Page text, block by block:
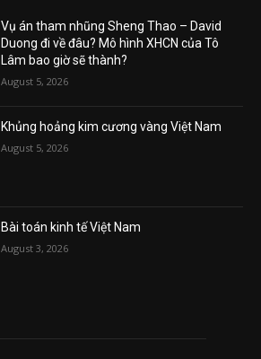
Vụ án tham nhũng Sheng Thao – David
Duong đi về đâu? Mô hình XHCN của Tô
Lâm bao giờ sẽ thành?
August 5, 2026
Khủng hoảng kim cương vàng Việt Nam
August 5, 2026
Bài toán kinh tế Việt Nam
August 3, 2026